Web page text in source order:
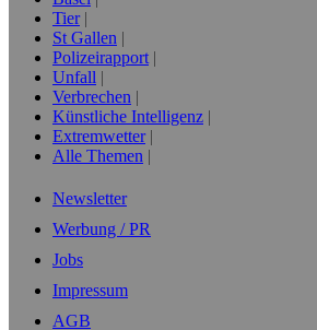
Tier
St Gallen
Polizeirapport
Unfall
Verbrechen
Künstliche Intelligenz
Extremwetter
Alle Themen
Newsletter
Werbung / PR
Jobs
Impressum
AGB